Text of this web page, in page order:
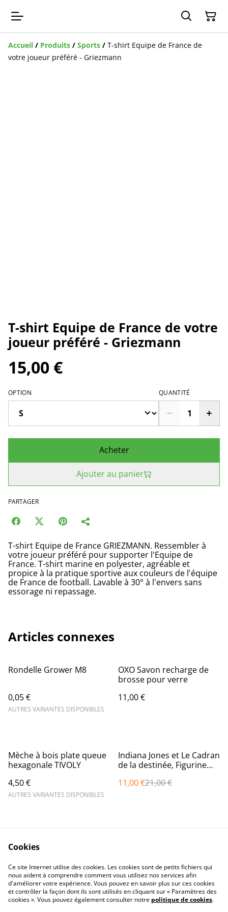
Accueil / Produits / Sports / T-shirt Equipe de France de
votre joueur préféré - Griezmann
T-shirt Equipe de France de votre
joueur préféré - Griezmann
15,00 €
OPTION QUANTITÉ
Acheter
Ajouter au panier
PARTAGER
T-shirt Equipe de France GRIEZMANN. Ressembler à
votre joueur préféré pour supporter l'Equipe de
France. T-shirt marine en polyester, agréable et
propice à la pratique sportive aux couleurs de l'équipe
de France de football. Lavable à 30° à l'envers sans
essorage ni repassage.
Articles connexes
Rondelle Grower M8
0,05 €
AUTRES VARIANTES DISPONIBLES
OXO Savon recharge de
brosse pour verre
11,00 €
Mèche à bois plate queue
hexagonale TIVOLY
4,50 €
AUTRES VARIANTES DISPONIBLES
%
Indiana Jones et Le Cadran
de la destinée, Figurine
Adventure Series de 15
11,00 €21,00 €
Contactez-nous
Conditions
Politique de
confidentialité
Politique de cookies
Cookies
Ce site Internet utilise des cookies. Les cookies sont de petits fichiers qui
nous aident à comprendre comment vous utilisez nos services afin
d'améliorer votre expérience. Vous pouvez en savoir plus sur ces cookies
et contrôler la façon dont ils sont utilisés en cliquant sur « Paramètres des
cookies ». Vous pouvez également consulter notre politique de cookies.